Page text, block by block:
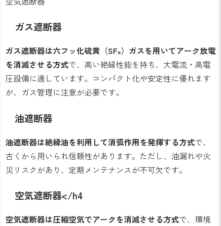
ガス遮断器
ガス遮断器は六フッ化硫黄（SF₆）ガスを用いてアーク放電
を消滅させる方式で、高い絶縁性能を持ち、大電流・高電
圧設備に適しています。コンパクト化や安定性に優れます
が、ガス管理に注意が必要です。
油遮断器
油遮断器は絶縁油を利用して消弧作用を発揮する方式で、
古くから用いられ信頼性があります。ただし、油漏れや火
災リスクがあり、定期メンテナンスが不可欠です。
空気遮断器</h4
空気遮断器は圧縮空気でアークを消滅させる方式で、環境